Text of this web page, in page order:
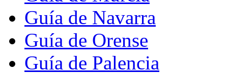
Guía de Navarra
Guía de Orense
Guía de Palencia